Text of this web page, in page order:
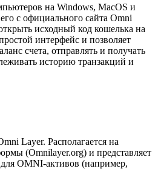
на Windows, MacOS и
с официального сайта Omni
исходный код кошелька на
интерфейс и позволяет
счета, отправлять и получать
историю транзакций и
Layer. Располагается на
(Omnilayer.org) и представляет
OMNI-активов (например,